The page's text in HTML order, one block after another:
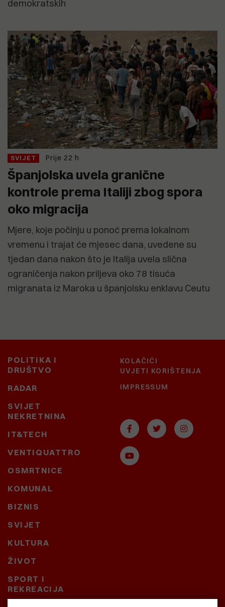
demokratskih
SVIJET Prije 22 h
Španjolska uvela granične
kontrole prema Italiji zbog spora
oko migracija
Mjere, koje počinju u ponoć prema lokalnom
vremenu i trajat će mjesec dana, uvedene su
tjedan dana nakon što je Italija uvela slična
ograničenja nakon priljeva oko 78 tisuća
migranata iz Maroka u španjolsku enklavu Ceutu
POLITIKA I
DRUŠTVO
RADAR
SVIJET
NEKRETNINA
IT&TECH
VENTIQUATTRO
OSMRTNICE
KOMUNAL
BIZNIS
SVIJET
KULTURA
ŽIVOT
SPORT I
REKREACIJA
KOLAČIĆI
UVJETI KORIŠTENJA
IMPRESSUM